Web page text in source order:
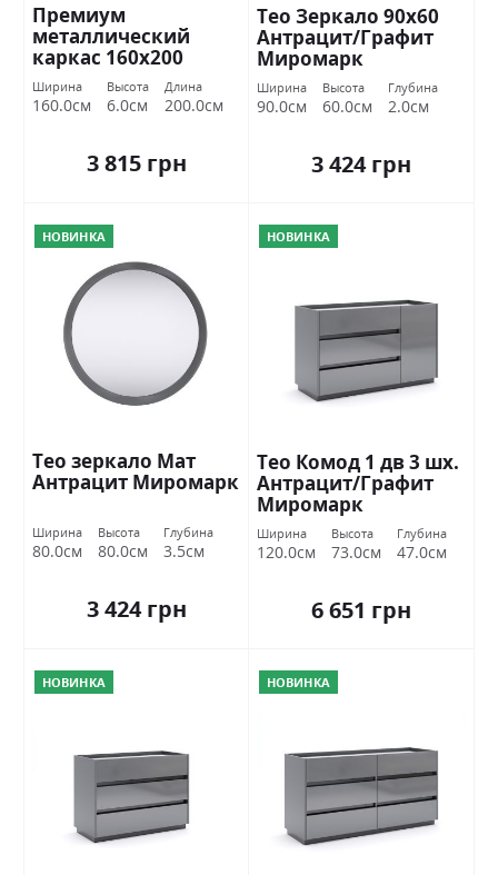
Премиум
металлический
каркас 160х200
Миромарк
Ширина
160.0см
Высота
6.0см
Длина
200.0см
3 815 грн
Тео Зеркало 90х60
Антрацит/Графит
Миромарк
Ширина
90.0см
Высота
60.0см
Глубина
2.0см
3 424 грн
НОВИНКА
Тео зеркало Мат
Антрацит Миромарк
Ширина
80.0см
Высота
80.0см
Глубина
3.5см
3 424 грн
НОВИНКА
Тео Комод 1 дв 3 шх.
Антрацит/Графит
Миромарк
Ширина
120.0см
Высота
73.0см
Глубина
47.0см
6 651 грн
НОВИНКА НОВИНКА